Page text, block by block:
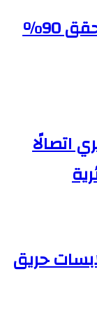
تنسيق الجامعات 2026.. هل يحقق 90%
اتصالًا
حريق